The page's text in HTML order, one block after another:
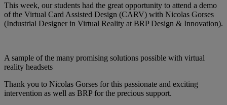
This week, our students had the great opportunity to attend a demo
of the Virtual Card Assisted Design (CARV) with Nicolas Gorses
(Industrial Designer in Virtual Reality at BRP Design & Innovation).
A sample of the many promising solutions possible with virtual
reality headsets
Thank you to Nicolas Gorses for this passionate and exciting
intervention as well as BRP for the precious support.